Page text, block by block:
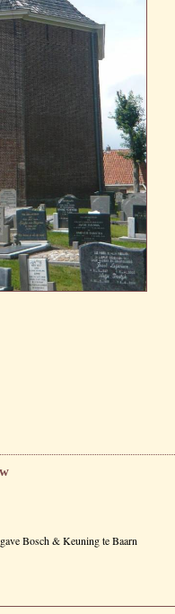
Bosch & Keuning te Baarn